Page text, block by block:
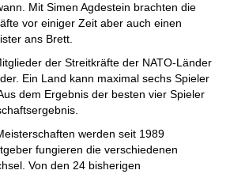
Mit Simen Agdestein brachten die
vor einiger Zeit aber auch einen
ans Brett.
der Streitkräfte der NATO-Länder
Ein Land kann maximal sechs Spieler
dem Ergebnis der besten vier Spieler
werden seit 1989
fungieren die verschiedenen
Von den 24 bisherigen